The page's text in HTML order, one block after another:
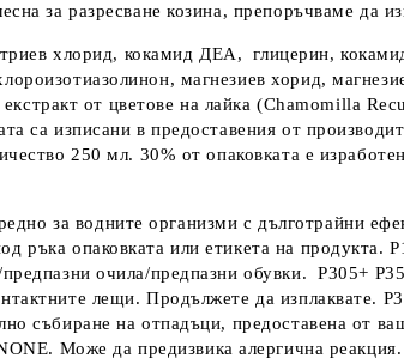
за разресване козина, препоръчваме да
хлорид, кокамид ДЕА, глицерин,
магнезиев хорид,
от цветове на лайка (Chamomilla
са изписани в предоставения от
250 мл. 30% от опаковката е
за водните организми с дълготрайни
опаковката или етикета на продукта.
предпазни очила/предпазни обувки.
лещи. Продължете да
събиране на отпадъци, предоставена от
Може да предизвика алергична реакция.